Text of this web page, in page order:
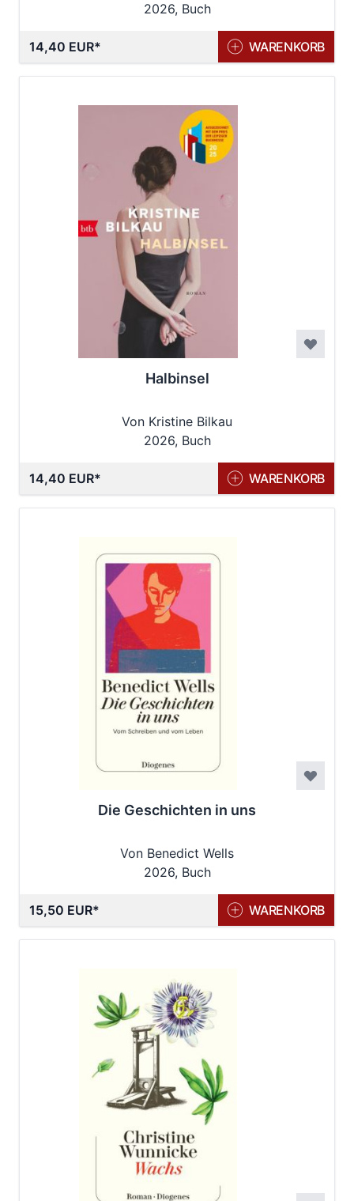
2026, Buch
14,40 EUR WARENKORB
Halbinsel
Von Kristine Bilkau
2026, Buch
14,40 EUR WARENKORB
Die Geschichten in uns
Von Benedict Wells
2026, Buch
15,50 EUR WARENKORB